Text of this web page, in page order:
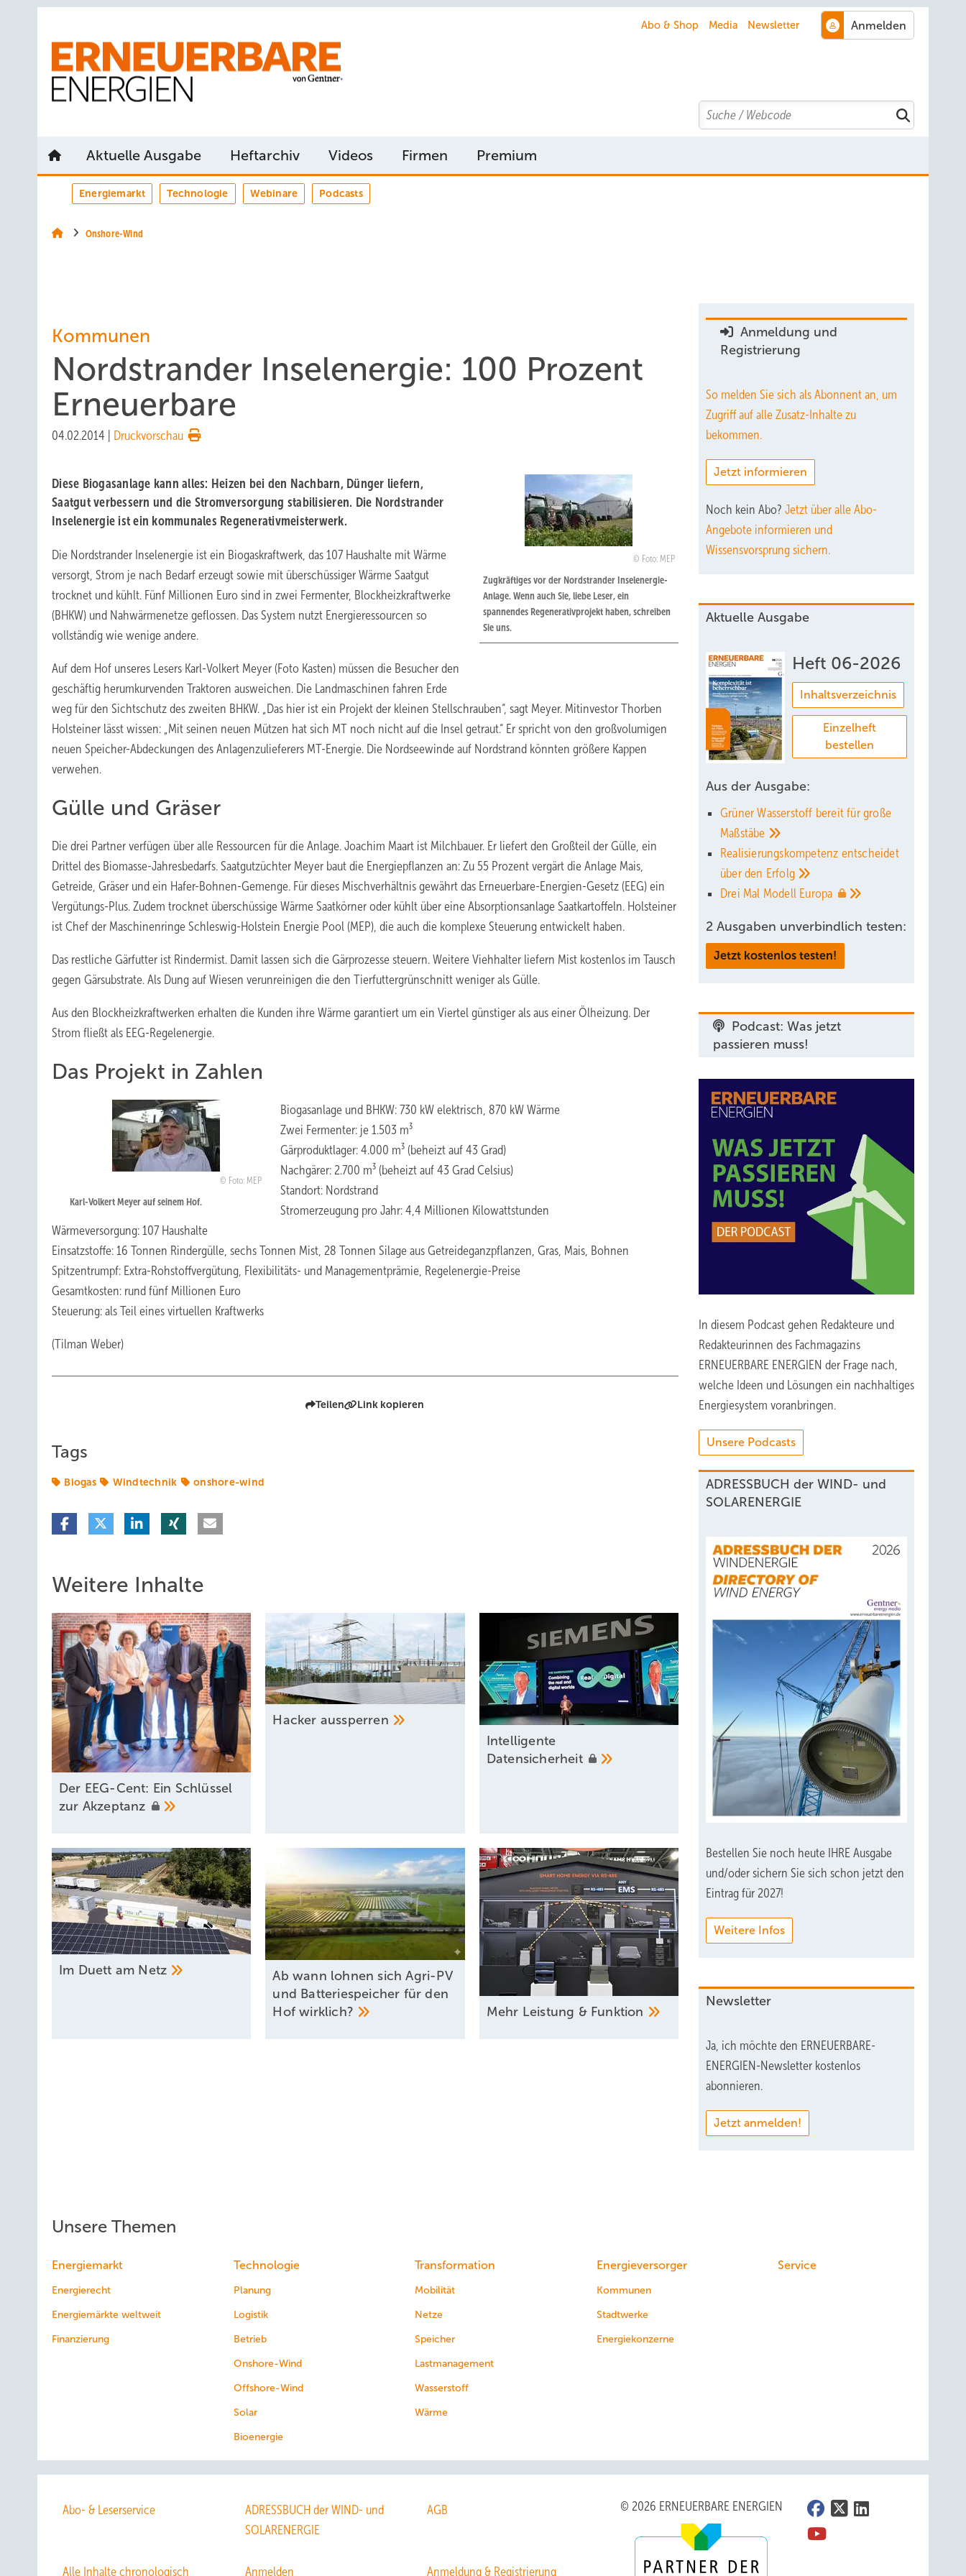
Abo & Shop Media Newsletter
Search
Aktuelle Ausgabe Heftarchiv Videos Firmen Premium
Energiemarkt Technologie Webinare Podcasts
Onshore-Wind
Kommunen
Nordstrander Inselenergie: 100 Prozent
Erneuerbare
04.02.2014 Druckvorschau
Foto: MEP
Zugkräftiges vor der Nordstrander Inselenergie-
Anlage. Wenn auch Sie, liebe Leser, ein
spannendes Regenerativprojekt haben, schreiben
Sie uns.
Diese Biogasanlage kann alles: Heizen bei den Nachbarn, Dünger liefern,
Saatgut verbessern und die Stromversorgung stabilisieren. Die Nordstrander
Inselenergie ist ein kommunales Regenerativmeisterwerk.
Die Nordstrander Inselenergie ist ein Biogaskraftwerk, das 107 Haushalte mit Wärme
versorgt, Strom je nach Bedarf erzeugt sowie mit überschüssiger Wärme Saatgut
trocknet und kühlt. Fünf Millionen Euro sind in zwei Fermenter, Blockheizkraftwerke
(BHKW) und Nahwärmenetze geflossen. Das System nutzt Energieressourcen so
vollständig wie wenige andere.
Auf dem Hof unseres Lesers Karl-Volkert Meyer (Foto Kasten) müssen die Besucher den
geschäftig herumkurvenden Traktoren ausweichen. Die Landmaschinen fahren Erde
weg für den Sichtschutz des zweiten BHKW. „Das hier ist ein Projekt der kleinen Stellschrauben“, sagt Meyer. Mitinvestor Thorben
Holsteiner lässt wissen: „Mit seinen neuen Mützen hat sich MT noch nicht auf die Insel getraut.“ Er spricht von den großvolumigen
neuen Speicher-Abdeckungen des Anlagenzulieferers MT-Energie. Die Nordseewinde auf Nordstrand könnten größere Kappen
verwehen.
Gülle und Gräser
Die drei Partner verfügen über alle Ressourcen für die Anlage. Joachim Maart ist Milchbauer. Er liefert den Großteil der Gülle, ein
Drittel des Biomasse-Jahresbedarfs. Saatgutzüchter Meyer baut die Energiepflanzen an: Zu 55 Prozent vergärt die Anlage Mais,
Getreide, Gräser und ein Hafer-Bohnen-Gemenge. Für dieses Mischverhältnis gewährt das Erneuerbare-Energien-Gesetz (EEG) ein
Vergütungs-Plus. Zudem trocknet überschüssige Wärme Saatkörner oder kühlt über eine Absorptionsanlage Saatkartoffeln. Holsteiner
ist Chef der Maschinenringe Schleswig-Holstein Energie Pool (MEP), die auch die komplexe Steuerung entwickelt haben.
Das restliche Gärfutter ist Rindermist. Damit lassen sich die Gärprozesse steuern. Weitere Viehhalter liefern Mist kostenlos im Tausch
gegen Gärsubstrate. Als Dung auf Wiesen verunreinigen die den Tierfuttergrünschnitt weniger als Gülle.
Aus den Blockheizkraftwerken erhalten die Kunden ihre Wärme garantiert um ein Viertel günstiger als aus einer Ölheizung. Der
Strom fließt als EEG-Regelenergie.
Das Projekt in Zahlen
Foto: MEP
Karl-Volkert Meyer auf seinem Hof.
Biogasanlage und BHKW: 730 kW elektrisch, 870 kW Wärme
Zwei Fermenter: je 1.503 m³
Gärproduktlager: 4.000 m³ (beheizt auf 43 Grad)
Nachgärer: 2.700 m³ (beheizt auf 43 Grad Celsius)
Standort: Nordstrand
Stromerzeugung pro Jahr: 4,4 Millionen Kilowattstunden
Wärmeversorgung: 107 Haushalte
Einsatzstoffe: 16 Tonnen Rindergülle, sechs Tonnen Mist, 28 Tonnen Silage aus Getreideganzpflanzen, Gras, Mais, Bohnen
Spitzentrumpf: Extra-Rohstoffvergütung, Flexibilitäts- und Managementprämie, Regelenergie-Preise
Gesamtkosten: rund fünf Millionen Euro
Steuerung: als Teil eines virtuellen Kraftwerks
(Tilman Weber)
Teilen Link kopieren
Tags
Biogas Windtechnik onshore-wind
Weitere Inhalte
Der EEG-Cent: Ein Schlüssel
zur Akzeptanz
Ha cker aussp erren
Intel ligente
Datensicherheit
Im Duett am Netz
Ab wann lohnen sich Agri-PV
und Batteriespeicher für den
Hofwirklich? Mehr Leistung & ­Funktion
Anmeldung und
Registrierung
So melden Sie sich als Abonnent an, um
Zugriff auf alle Zusatz-Inhalte zu
bekommen.
Jetzt informieren
Noch kein Abo? Jetzt über alle Abo-
Angebote informieren und
Wissensvorsprung sichern.
Aktuelle Ausgabe
Heft 06-2026
Inhaltsverzeichnis
Einzelheft
bestellen
Aus der Ausgabe:
Grüner Wasserstoff bereit für große
Maßstäbe
Realisierungskompetenz entscheidet
über den Erfolg
Drei Mal Modell Europa
2 Ausgaben unverbindlich testen:
Jetzt kostenlos testen!
Podcast: Was jetzt
passieren muss!
In diesem Podcast gehen Redakteure und
Redakteurinnen des Fachmagazins
ERNEUERBARE ENERGIEN der Frage nach,
welche Ideen und Lösungen ein nachhaltiges
Energiesystem voranbringen.
Unsere Podcasts
ADRESSBUCH der WIND- und
SOLARENERGIE
Bestellen Sie noch heute IHRE Ausgabe
und/oder sichern Sie sich schon jetzt den
Eintrag für 2027!
Weitere Infos
Newsletter
Ja, ich möchte den ERNEUERBARE-
ENERGIEN-Newsletter kostenlos
abonnieren.
Jetzt anmelden!
Unsere Themen
Energiemarkt
Energierecht
Energiemärkte weltweit
Finanzierung
Technologie
Planung
Logistik
Betrieb
Onshore-Wind
Offshore-Wind
Solar
Bioenergie
Transformation
Mobilität
Netze
Speicher
Lastmanagement
Wasserstoff
Wärme
Energieversorger
Kommunen
Stadtwerke
Energiekonzerne
Service
Abo- & Leserservice
ADRESSBUCH der WIND- und
SOLARENERGIE
AGB
Alle Inhalte chronologisch Anmelden Anmeldung & Registrierung
© 2026 ERNEUERBARE ENERGIEN